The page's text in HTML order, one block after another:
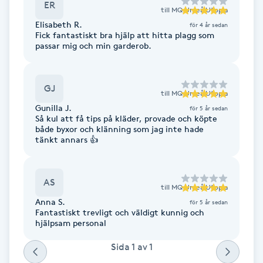
Brynformning
Brynfärgning
Brynplockning
Bröllopsuppsättning
Coachning
ER till MQ Umeå Utopia
Elisabeth R. för 4 år sedan
Fick fantastiskt bra hjälp att hitta plagg som
passar mig och min garderob.
GJ till MQ Umeå Utopia
Gunilla J. för 5 år sedan
Så kul att få tips på kläder, provade och köpte
både byxor och klänning som jag inte hade
tänkt annars 👍
AS till MQ Umeå Utopia
Anna S. för 5 år sedan
Fantastiskt trevligt och väldigt kunnig och
hjälpsam personal
Sida 1 av1